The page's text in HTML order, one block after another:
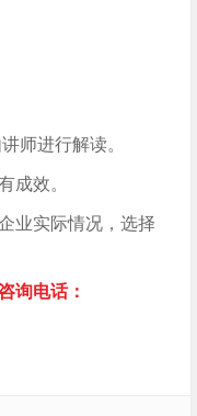
师进行解读。
成效。
业实际情况，选择
询电话：